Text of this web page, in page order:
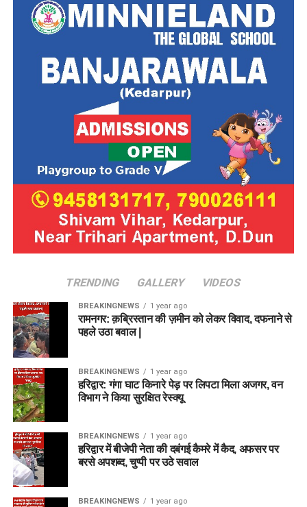
TRENDING GALLERY VIDEOS
BREAKINGNEWS 1 year ago
रामनगर: क़ब्रिस्तान की ज़मीन को लेकर विवाद, दफनाने से
पहले उठा बवाल |
BREAKINGNEWS 1 year ago
हरिद्वार: गंगा घाट किनारे पेड़ पर लिपटा मिला अजगर, वन
विभाग ने किया सुरक्षित रेस्क्यू
BREAKINGNEWS 1 year ago
हरिद्वार में बीजेपी नेता की दबंगई कैमरे में कैद, अफसर पर
बरसे अपशब्द, चुप्पी पर उठे सवाल
BREAKINGNEWS 1 year ago